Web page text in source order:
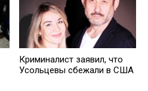
Криминалист заявил, что
Усольцевы сбежали в США